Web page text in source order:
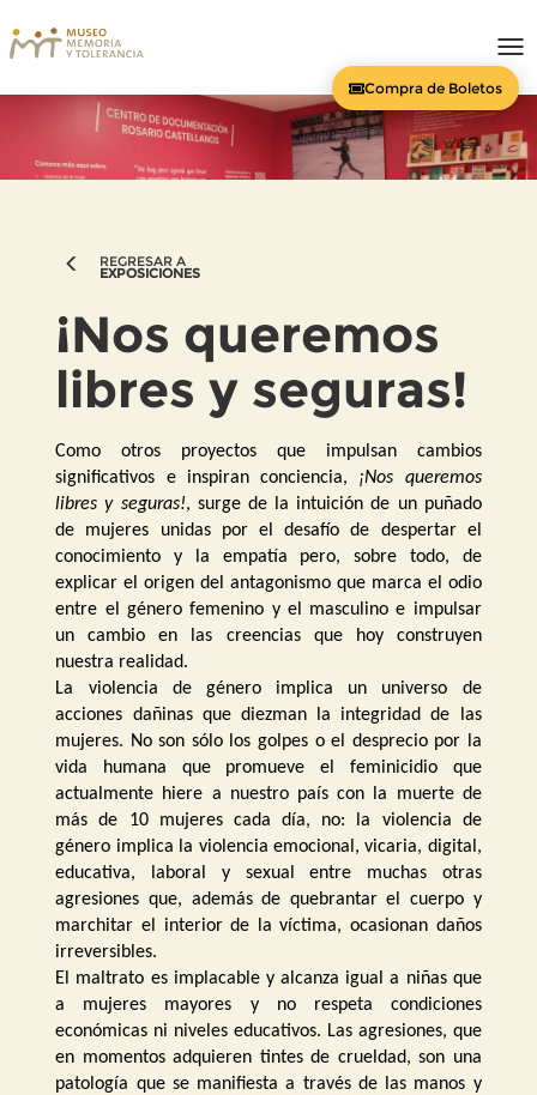
REGRESAR A
EXPOSICIONES
¡Nos queremos
libres y seguras!
Como otros proyectos que impulsan cambios
significativos e inspiran conciencia, ¡Nos queremos
libres y seguras!, surge de la intuición de un puñado
de mujeres unidas por el desafío de despertar el
conocimiento y la empatía pero, sobre todo, de
explicar el origen del antagonismo que marca el odio
entre el género femenino y el masculino e impulsar
un cambio en las creencias que hoy construyen
nuestra realidad.
La violencia de género implica un universo de
acciones dañinas que diezman la integridad de las
mujeres. No son sólo los golpes o el desprecio por la
vida humana que promueve el feminicidio que
actualmente hiere a nuestro país con la muerte de
más de 10 mujeres cada día, no: la violencia de
género implica la violencia emocional, vicaria, digital,
educativa, laboral y sexual entre muchas otras
agresiones que, además de quebrantar el cuerpo y
marchitar el interior de la víctima, ocasionan daños
irreversibles.
El maltrato es implacable y alcanza igual a niñas que
a mujeres mayores y no respeta condiciones
económicas ni niveles educativos. Las agresiones, que
en momentos adquieren tintes de crueldad, son una
patología que se manifiesta a través de las manos y
Compra de Boletos